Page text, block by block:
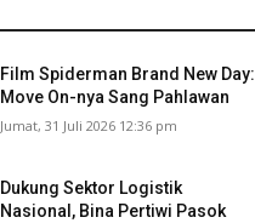
Film Spiderman Brand New Day:
Move On-nya Sang Pahlawan
Jumat, 31 Juli 2026 12:36 pm
Dukung Sektor Logistik
Nasional, Bina Pertiwi Pasok